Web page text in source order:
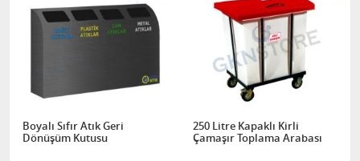
Boyalı Sıfır Atık Geri
Dönüşüm Kutusu
250 Litre Kapaklı Kirli
Çamaşır Toplama Arabası